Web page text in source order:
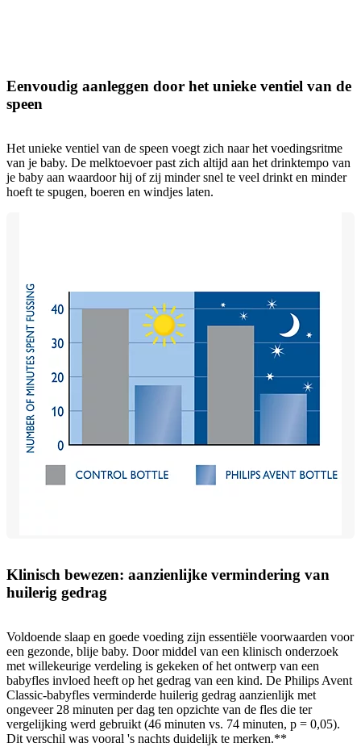
Eenvoudig aanleggen door het unieke ventiel van de
speen
Het unieke ventiel van de speen voegt zich naar het voedingsritme
van je baby. De melktoevoer past zich altijd aan het drinktempo van
je baby aan waardoor hij of zij minder snel te veel drinkt en minder
hoeft te spugen, boeren en windjes laten.
Klinisch bewezen: aanzienlijke vermindering van
huilerig gedrag
Voldoende slaap en goede voeding zijn essentiële voorwaarden voor
een gezonde, blije baby. Door middel van een klinisch onderzoek
met willekeurige verdeling is gekeken of het ontwerp van een
babyfles invloed heeft op het gedrag van een kind. De Philips Avent
Classic-babyfles verminderde huilerig gedrag aanzienlijk met
ongeveer 28 minuten per dag ten opzichte van de fles die ter
vergelijking werd gebruikt (46 minuten vs. 74 minuten, p = 0,05).
Dit verschil was vooral 's nachts duidelijk te merken.**